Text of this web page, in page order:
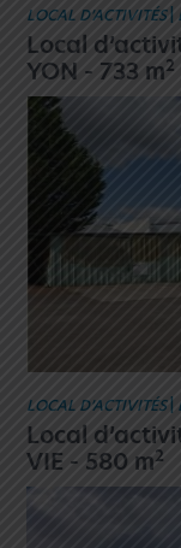
LOCAL D’ACTIVITÉS
Local
YON - 733 m2
LOCAL D’ACTIVITÉS
Local
VIE - 580 m2